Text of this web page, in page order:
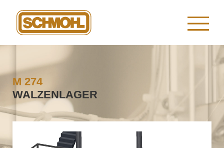
M 274
WALZENLAGER